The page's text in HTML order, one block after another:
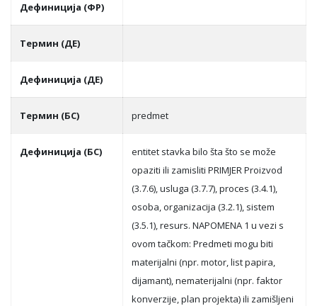
Дефиниција (ФР)
Термин (ДЕ)
Дефиниција (ДЕ)
Термин (БС) predmet
Дефиниција (БС)
entitet stavka bilo šta što se može
opaziti ili zamisliti PRIMJER Proizvod
(3.7.6), usluga (3.7.7), proces (3.4.1),
osoba, organizacija (3.2.1), sistem
(3.5.1), resurs. NAPOMENA 1 u vezi s
ovom tačkom: Predmeti mogu biti
materijalni (npr. motor, list papira,
dijamant), nematerijalni (npr. faktor
konverzije, plan projekta) ili zamišljeni